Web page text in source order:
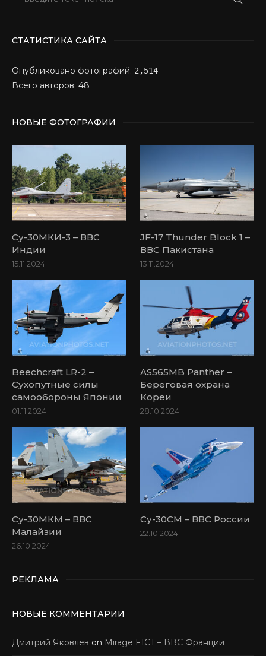
СТАТИСТИКА САЙТА
Опубликовано фотографий: 2,514
Всего авторов: 48
НОВЫЕ ФОТОГРАФИИ
Су-30МКИ-3 – ВВС
Индии
15.11.2024
JF-17 Thunder Block 1 –
ВВС Пакистана
13.11.2024
Beechcraft LR-2 –
Сухопутные силы
самообороны Японии
01.11.2024
AS565MB Panther –
Береговая охрана
Кореи
28.10.2024
Су-30МКМ – ВВС
Малайзии
26.10.2024
Су-30СМ – ВВС России
22.10.2024
РЕКЛАМА
НОВЫЕ КОММЕНТАРИИ
Дмитрий Яковлев on Mirage F1CT – ВВС Франции